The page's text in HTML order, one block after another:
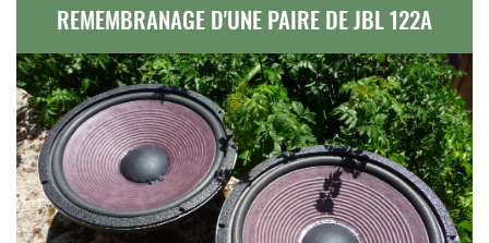
REMEMBRANAGE D'UNE PAIRE DE JBL 122A